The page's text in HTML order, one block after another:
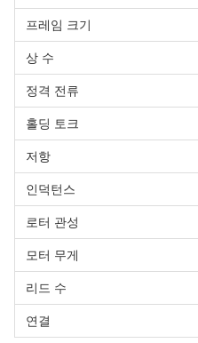
프레임 크기
상 수
정격 전류
홀딩 토크
저항
인덕턴스
로터 관성
모터 무게
리드 수
연결